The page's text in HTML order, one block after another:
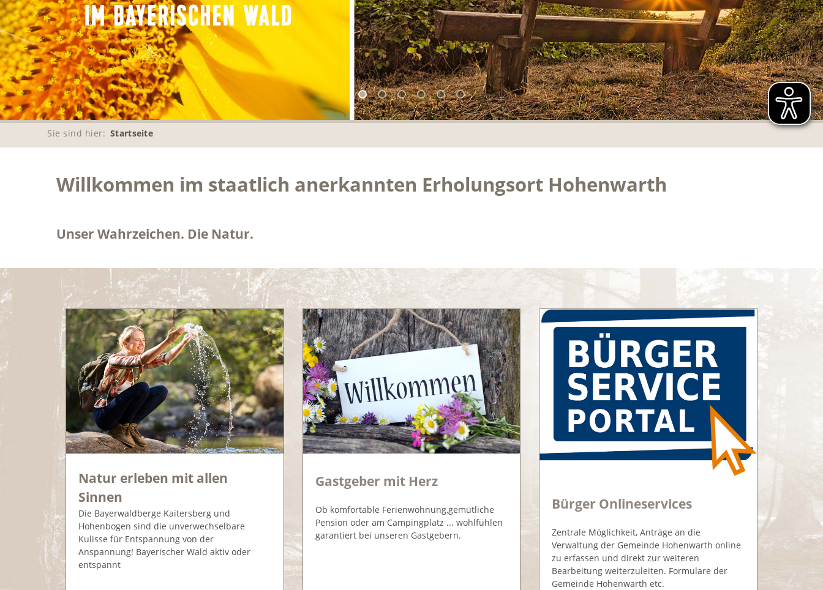
Sie sind hier: Startseite
Willkommen im staatlich anerkannten Erholungsort Hohenwarth
Unser Wahrzeichen. Die Natur.
Natur erleben mit allen
Sinnen
Die Bayerwaldberge Kaitersberg und
Hohenbogen sind die unverwechselbare
Kulisse für Entspannung von der
Anspannung! Bayerischer Wald aktiv oder
entspannt
Gastgeber mit Herz
Ob komfortable Ferienwohnung,gemütliche
Pension oder am Campingplatz ... wohlfühlen
garantiert bei unseren Gastgebern.
Bürger Onlineservices
Zentrale Möglichkeit, Anträge an die
Verwaltung der Gemeinde Hohenwarth online
zu erfassen und direkt zur weiteren
Bearbeitung weiterzuleiten. Formulare der
Gemeinde Hohenwarth etc.